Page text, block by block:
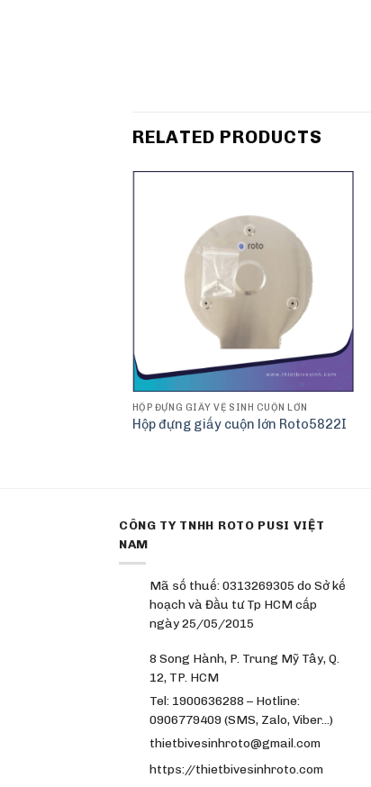
RELATED PRODUCTS
HỘP ĐỰNG GIẤY VỆ SINH CUỘN LỚN
Hộp đựng giấy cuộn lớn Roto5822I
CÔNG TY TNHH ROTO PUSI VIỆT
NAM
Mã số thuế: 0313269305 do Sở kế
hoạch và Đầu tư Tp HCM cấp
ngày 25/05/2015
8 Song Hành, P. Trung Mỹ Tây, Q.
12, TP. HCM
Tel: 1900636288 – Hotline:
0906779409 (SMS, Zalo, Viber…)
thietbivesinhroto@gmail.com
https://thietbivesinhroto.com